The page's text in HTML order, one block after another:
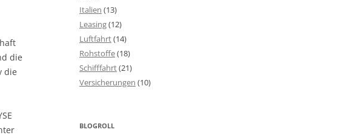
die
die
Italien (13)
Leasing(12)
Luftfahrt(14)
Rohstoffe(18)
Schifffahrt(21)
Versicherungen (10)
BLOGROLL